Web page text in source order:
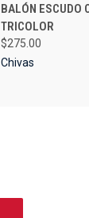
QUICK VIEW
BALÓN ESCUDO
TRICOLOR
$275.00
Chivas